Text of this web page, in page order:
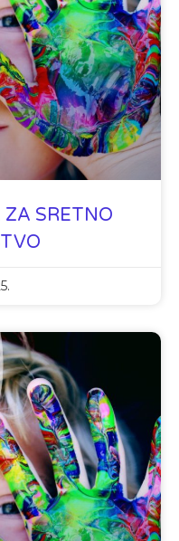
SRETNO